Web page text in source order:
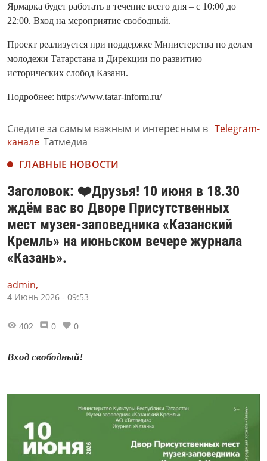
Ярмарка будет работать в течение всего дня – с 10:00 до
22:00. Вход на мероприятие свободный.
Проект реализуется при поддержке Министерства по делам
молодежи Татарстана и Дирекции по развитию
исторических слобод Казани.
Подробнее: https://www.tatar-inform.ru/
Следите за самым важным и интересным в Telegram-
канале Татмедиа
ГЛАВНЫЕ НОВОСТИ
Заголовок: ❤️Друзья! 10 июня в 18.30
ждём вас во Дворе Присутственных
мест музея-заповедника «Казанский
Кремль» на июньском вечере журнала
«Казань».
admin,
4 Июнь 2026 - 09:53
402 0 0
Вход свободный!